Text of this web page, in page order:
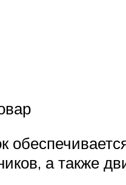
а также